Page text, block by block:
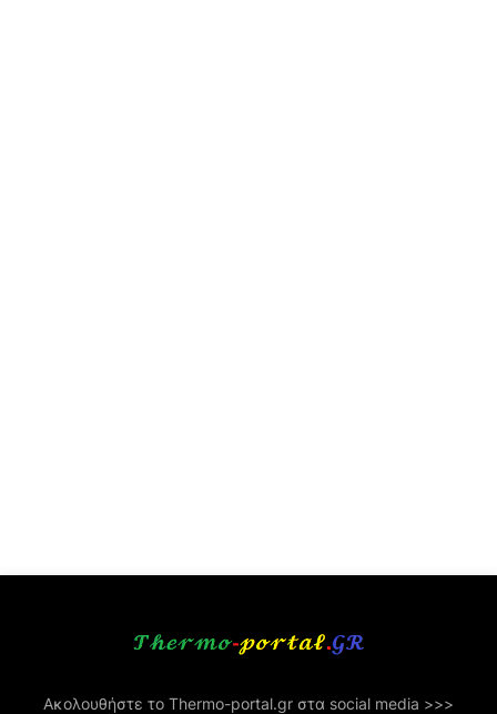
Ακολουθήστε το Thermo-portal.gr στα social media >>>